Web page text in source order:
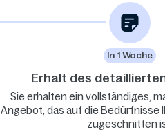
In 1 Woche
Erhalt des
Sie erhalten ein vollständiges,
Angebot, das auf die Bedürfnisse
zugeschnitten